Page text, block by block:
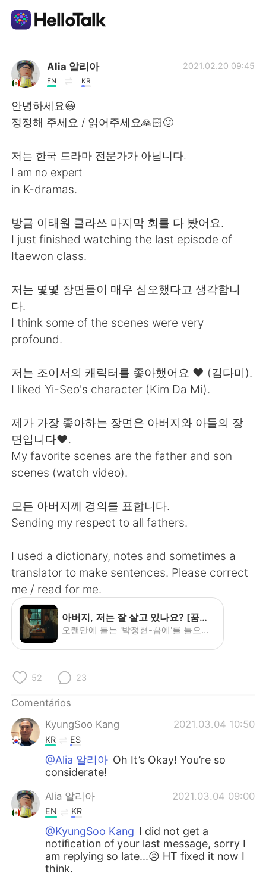
Aplicativo de troca de idioma
AI Grammar Checker
Português
العربية Français
ไทย Indonesia
Tiếng Việt
Alia 알리아
EN KR
2021.02.20 09:45
안녕하세요😃
정정해 주세요 / 읽어주세요🙏🏻🙂
저는 한국 드라마 전문가가 아닙니다.
I am no expert
in K-dramas.
방금 이태원 클라쓰 마지막 회를 다 봤어요.
I just finished watching the last episode of
Itaewon class.
저는 몇몇 장면들이 매우 심오했다고 생각합니
다.
I think some of the scenes were very
profound.
저는 조이서의 캐릭터를 좋아했어요 ❤ (김다미).
I liked Yi-Seo's character (Kim Da Mi).
제가 가장 좋아하는 장면은 아버지와 아들의 장
면입니다❤.
My favorite scenes are the father and son
scenes (watch video).
모든 아버지께 경의를 표합니다.
Sending my respect to all fathers.
I used a dictionary, notes and sometimes a
translator to make sentences. Please correct
me / read for me.
아버지, 저는 잘 살고 있나요? [꿈에 X 이태원 클라쓰] - YouTube
오랜만에 듣는 '박정현-꿈에'를 들으며 이태원 클라쓰의 한 장면이 떠올랐습니다. 영상 맛이 어떠냐.. 여러분의 오늘이 인상 깊었기를 바라며 영상 마칩니다. 끝으로 손현주 배우님과 박서준 배우님의 열연에 진심으로 감사드립니다.
52 23
Comentários
KyungSoo Kang
2021.03.04 10:50
KR ES
@Alia 알리아 Oh It’s Okay! You’re so
considerate!
Alia 알리아 2021.03.04 09:00
EN KR
@KyungSoo Kang I did not get a
notification of your last message, sorry I
am replying so late...😥 HT fixed it now I
think.